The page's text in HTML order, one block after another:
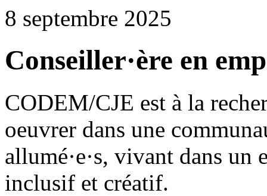
8 septembre 2025
Conseiller·ère en
CODEM/CJE est à la
oeuvrer dans une
allumé·e·s, vivant dans
inclusif et créatif.